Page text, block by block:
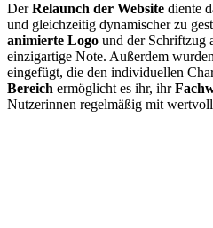
DerRelaunch der Website diente
und gleichzeitig dynamischer zu
animierte Logo und der Schriftzug
einzigartige Note. Außerdem
eingefügt, die den individuellen
Bereich ermöglicht es ihr, ihr
Nutzerinnen regelmäßig mit